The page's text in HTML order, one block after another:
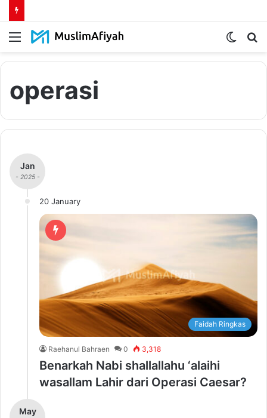
Menu
Switch
operasi
Jan
- 2025 -
20 January
Faidah Ringkas
Raehanul Bahraen 0 3,318
Benarkah Nabi shallallahu ‘alaihi
wasallam Lahir dari Operasi Caesar?
May